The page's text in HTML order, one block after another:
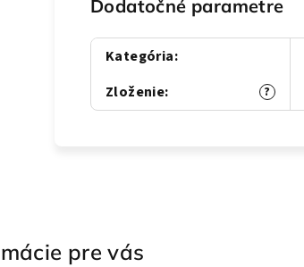
Dodatočné parametre
Kategória:
?
Zloženie:
pre vás